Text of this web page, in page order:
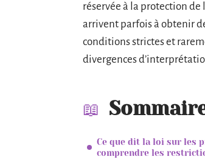
réservée à la protection
arrivent parfois à obtenir
conditions strictes et
divergences
Ce que dit la loi sur les
comprendre les